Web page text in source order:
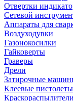
Отвертки
Сетевой
Аппараты для
Воздуходувки
Газонокосилки
Гайковерты
Граверы
Дрели
Затирочные
Клеевые пистолеты
Краскораспылители